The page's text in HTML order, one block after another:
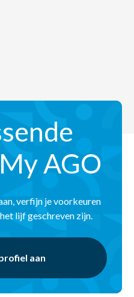
AGO
verfijn je voorkeuren
lijf geschreven zijn.
aan